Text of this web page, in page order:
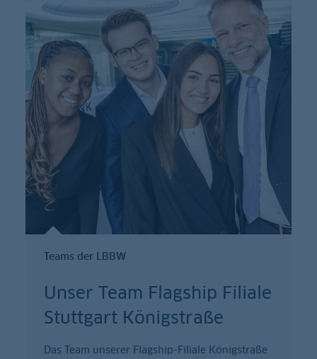
Teams der LBBW
Unser Team Flagship Filiale
Stuttgart Königstraße
Das Team unserer Flagship-Filiale Königstraße